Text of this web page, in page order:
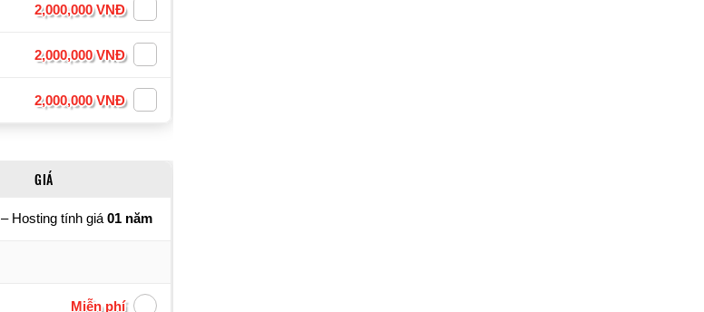
2,000,000 VNĐ
2,000,000 VNĐ
2,000,000 VNĐ
GIÁ
– Hosting tính giá 01 năm
Miễn phí